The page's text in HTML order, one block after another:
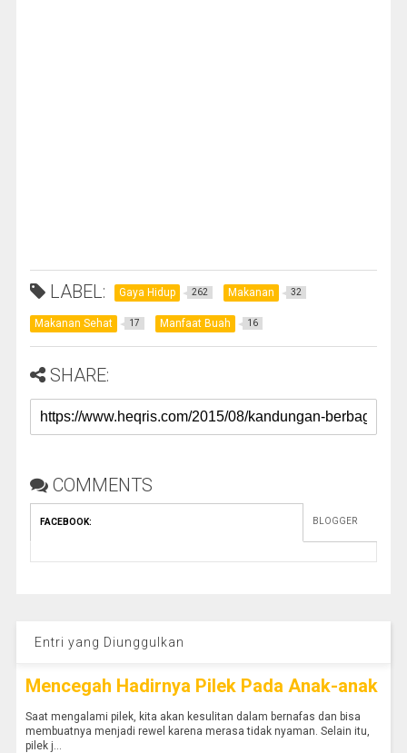
LABEL: Gaya Hidup 262 Makanan 32
Makanan Sehat 17 Manfaat Buah 16
SHARE:
COMMENTS
FACEBOOK: BLOGGER
Entri yang Diunggulkan
Mencegah Hadirnya Pilek Pada Anak-anak
Saat mengalami pilek, kita akan kesulitan dalam bernafas dan bisa
membuatnya menjadi rewel karena merasa tidak nyaman. Selain itu,
pilek j...